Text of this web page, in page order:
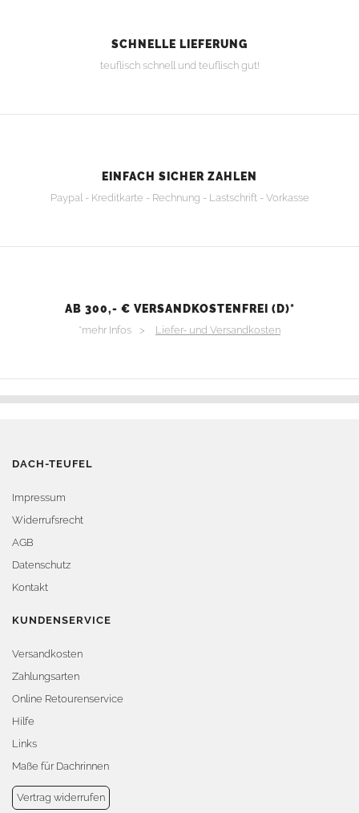
SCHNELLE LIEFERUNG
teuflisch schnell und teuflisch gut!
EINFACH SICHER ZAHLEN
Paypal - Kreditkarte - Rechnung - Lastschrift - Vorkasse
AB 300,- € VERSANDKOSTENFREI (D)*
*mehr Infos > Liefer- und Versandkosten
DACH-TEUFEL
Impressum
Widerrufsrecht
AGB
Datenschutz
Kontakt
KUNDENSERVICE
Versandkosten
Zahlungsarten
Online Retourenservice
Hilfe
Links
Maße für Dachrinnen
Vertrag widerrufen